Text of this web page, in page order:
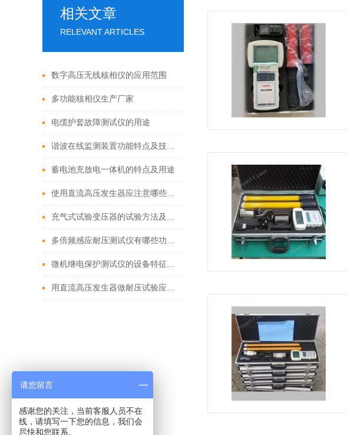
相关文章
RELEVANT ARTICLES
数字高压无线核相仪的应用范围
多功能核相仪生产厂家
电缆护套故障测试仪的用途
谐波在线监测装置功能特点及技术参数
蓄电池充放电一体机的特点及用途
使用直流高压发生器应注意哪些安全事项
充气式试验变压器的试验方法及注意事项
多倍频感应耐压测试仪有哪些功能特点
微机继电保护测试仪的设备特征都总结好了
用直流高压发生器做耐压试验应注意事项
请您留言
感谢您的关注，当前客服人员不在
线，请填写一下您的信息，我们会
尽快和您联系。